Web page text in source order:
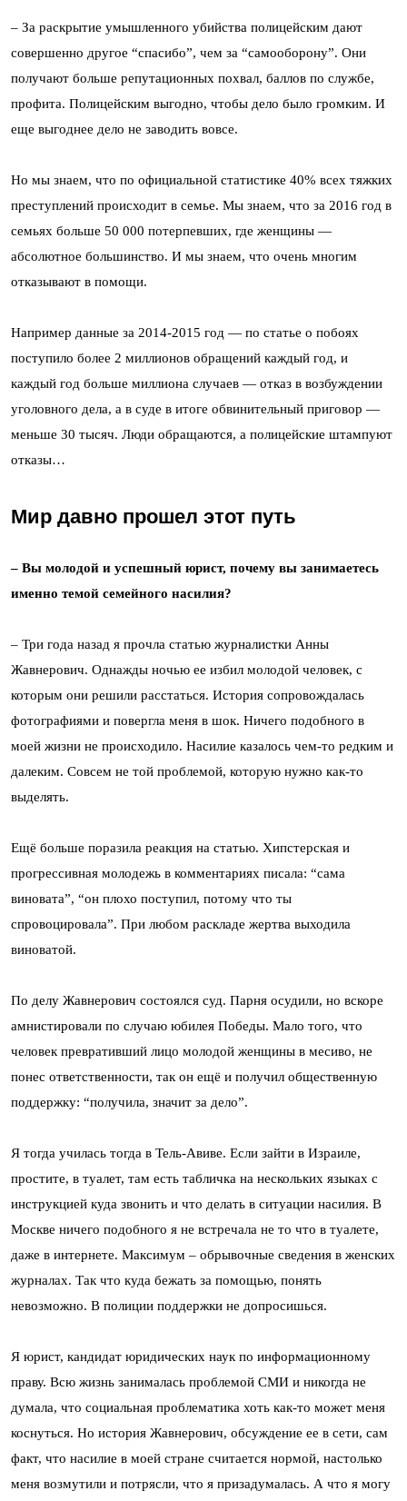
– За раскрытие умышленного убийства полицейским дают
совершенно другое “спасибо”, чем за “самооборону”. Они
получают больше репутационных похвал, баллов по службе,
профита. Полицейским выгодно, чтобы дело было громким. И
еще выгоднее дело не заводить вовсе.
Но мы знаем, что по официальной статистике 40% всех тяжких
преступлений происходит в семье. Мы знаем, что за 2016 год в
семьях больше 50 000 потерпевших, где женщины —
абсолютное большинство. И мы знаем, что очень многим
отказывают в помощи.
Например данные за 2014-2015 год — по статье о побоях
поступило более 2 миллионов обращений каждый год, и
каждый год больше миллиона случаев — отказ в возбуждении
уголовного дела, а в суде в итоге обвинительный приговор —
меньше 30 тысяч. Люди обращаются, а полицейские штампуют
отказы…
Мир давно прошел этот путь
– Вы молодой и успешный юрист, почему вы занимаетесь
именно темой семейного насилия?
– Три года назад я прочла статью журналистки Анны
Жавнерович. Однажды ночью ее избил молодой человек, с
которым они решили расстаться. История сопровождалась
фотографиями и повергла меня в шок. Ничего подобного в
моей жизни не происходило. Насилие казалось чем-то редким и
далеким. Совсем не той проблемой, которую нужно как-то
выделять.
Ещё больше поразила реакция на статью. Хипстерская и
прогрессивная молодежь в комментариях писала: “сама
виновата”, “он плохо поступил, потому что ты
спровоцировала”. При любом раскладе жертва выходила
виноватой.
По делу Жавнерович состоялся суд. Парня осудили, но вскоре
амнистировали по случаю юбилея Победы. Мало того, что
человек превративший лицо молодой женщины в месиво, не
понес ответственности, так он ещё и получил общественную
поддержку: “получила, значит за дело”.
Я тогда училась тогда в Тель-Авиве. Если зайти в Израиле,
простите, в туалет, там есть табличка на нескольких языках с
инструкцией куда звонить и что делать в ситуации насилия. В
Москве ничего подобного я не встречала не то что в туалете,
даже в интернете. Максимум – обрывочные сведения в женских
журналах. Так что куда бежать за помощью, понять
невозможно. В полиции поддержки не допросишься.
Я юрист, кандидат юридических наук по информационному
праву. Всю жизнь занималась проблемой СМИ и никогда не
думала, что социальная проблематика хоть как-то может меня
коснуться. Но история Жавнерович, обсуждение ее в сети, сам
факт, что насилие в моей стране считается нормой, настолько
меня возмутили и потрясли, что я призадумалась. А что я могу